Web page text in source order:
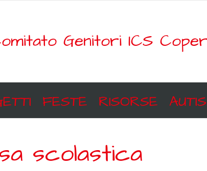
Genitori ICS
FESTE RISORSE
scolastica